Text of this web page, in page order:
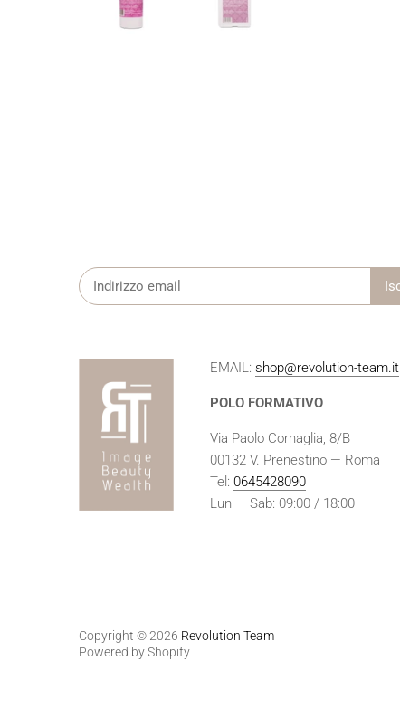
EMAIL: shop@revolution-team.it
POLO FORMATIVO
Via Paolo Cornaglia, 8/B
00132 V. Prenestino — Roma
Tel:0645428090
Lun — Sab: 09:00 / 18:00
Copyright © 2026 Revolution Team
Powered by Shopify